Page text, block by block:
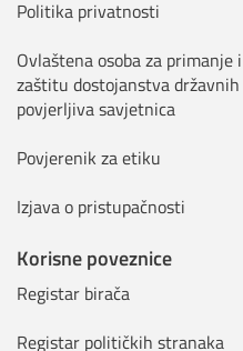
Politika privatnosti
Ovlaštena osoba za
zaštitu dostojanstva
povjerljiva savjetnica
Povjerenik za etiku
Izjava o pristupačnosti
Korisne poveznice
Registar birača
Registar političkih stranaka